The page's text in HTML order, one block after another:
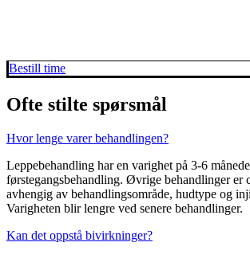
Bestill time
Ofte stilte spørsmål
Hvor lenge varer behandlingen?
Leppebehandling har en varighet på 3-6
førstegangsbehandling. Øvrige behandlinger er
avhengig av behandlingsområde, hudtype og
Varigheten blir lengre ved senere behandlinger.
Kan det oppstå bivirkninger?